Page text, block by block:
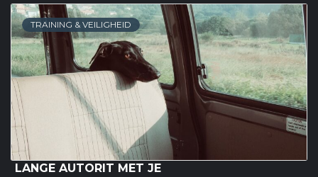
TRAINING & VEILIGHEID
LANGE AUTORIT MET JE